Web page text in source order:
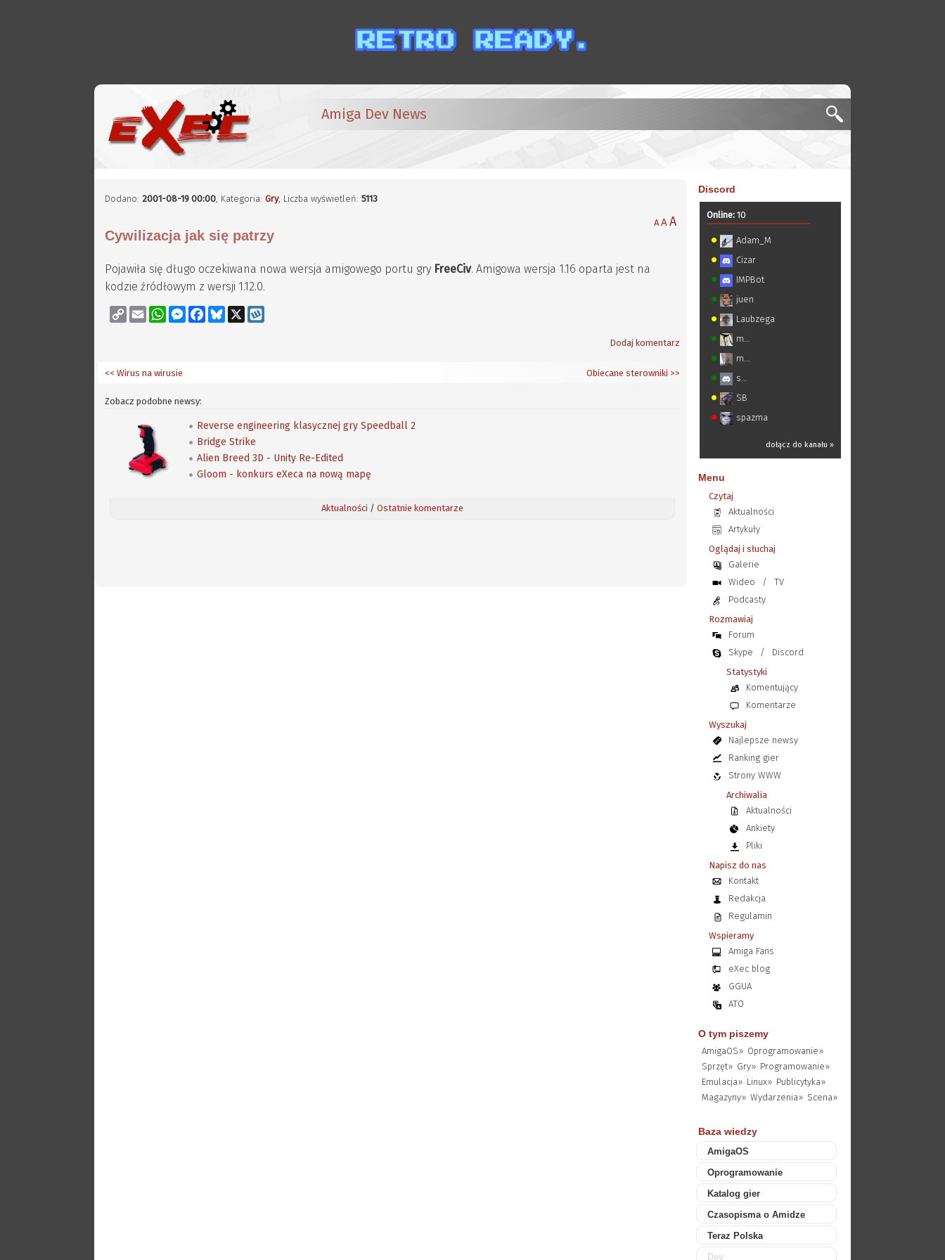
Amiga Dev News
Dodano:2001-08-19 00:00, Kategoria:Gry, Liczba wyświetleń:5113
A AA
Cywilizacja jak się patrzy
Pojawiła się długo oczekiwana nowa wersja amigowego portu gry FreeCiv. Amigowa wersja 1.16 oparta jest na
kodzie źródłowym z wersji 1.12.0.
Copy
Link
Email WhatsAppMessenger
FacebookBluesky
X
Dodaj komentarz
Obiecane sterowniki >>
<< Wirus na wirusie
Zobacz podobne newsy:
Reverse engineering klasycznej gry Speedball 2
Bridge Strike
Alien Breed 3D - Unity Re-Edited
Gloom - konkurs eXeca na nową mapę
Aktualności / Ostatnie komentarze
Discord
Online:10
Adam_M
Cizar
IMPBot
juen
Laubzega
m...
m...
s...
SB
spazma
dołącz do kanału »
Menu
Czytaj
Aktualności
Artykuły
Oglądaj i słuchaj
Galerie
Wideo
/
TV
Podcasty
Rozmawiaj
Forum
Skype
/
Discord
Statystyki
Komentujący
Komentarze
Wyszukaj
Najlepsze newsy
Ranking gier
Strony WWW
Archiwalia
Aktualności
Ankiety
Pliki
Napisz do nas
Kontakt
Redakcja
Regulamin
Wspieramy
Amiga Fans
eXec blog
GGUA
ATO
O tym piszemy
AmigaOS» Oprogramowanie»
Sprzęt» Gry» Programowanie»
Emulacja» Linux» Publicytyka»
Magazyny» Wydarzenia» Scena»
Baza wiedzy
AmigaOS
Oprogramowanie
Katalog gier
Czasopisma o Amidze
Teraz Polska
Dev